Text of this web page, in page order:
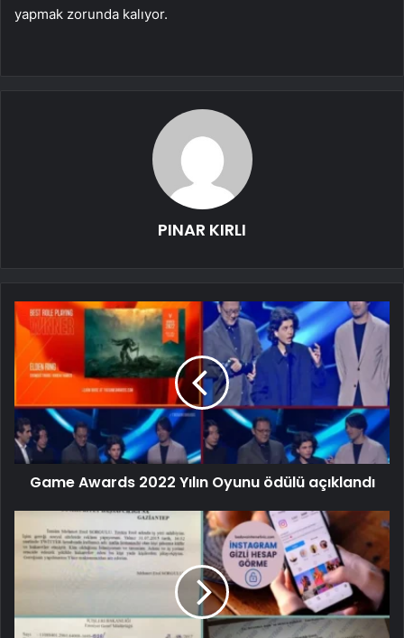
yapmak zorunda kalıyor.
PINAR KIRLI
Game Awards 2022 Yılın Oyunu ödülü açıklandı